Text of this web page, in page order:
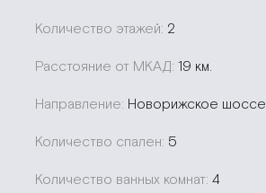
Количество этажей: 2
Расстояние от МКАД: 19 км.
Направление: Новорижское шоссе
Количество спален: 5
Количество ванных комнат: 4